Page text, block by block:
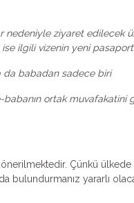
ziyaret edilecek
ilgili vizenin yeni
da babadan sadece biri
ortak
Çünkü
bulundurmanız yararlı